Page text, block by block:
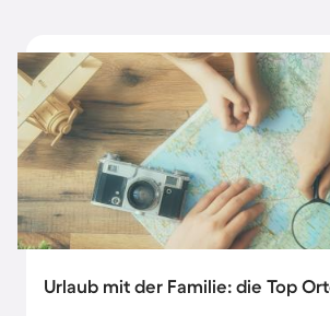
Urlaub mit der Familie: die Top